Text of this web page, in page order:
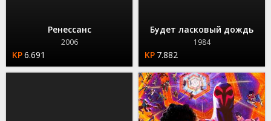
Ренессанс
2006
6.691
Будет ласковый дождь
1984
7.882